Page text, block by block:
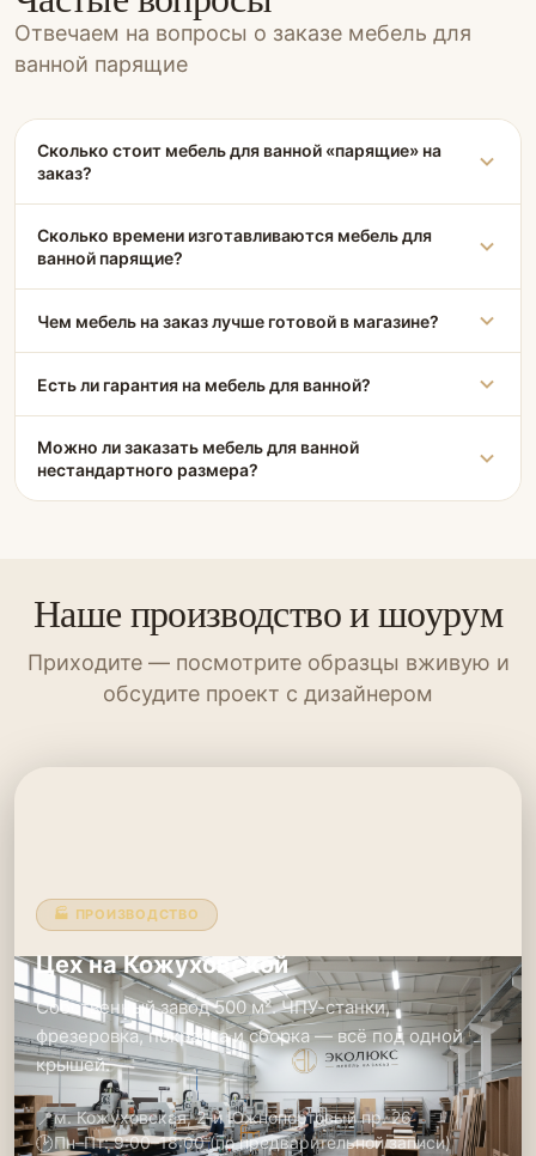
Отвечаем на вопросы о заказе мебель для
ванной парящие
Сколько стоит мебель для ванной «парящие» на
заказ?
Сколько времени изготавливаются мебель для
ванной парящие?
Чем мебель на заказ лучше готовой в магазине?
Есть ли гарантия на мебель для ванной?
Можно ли заказать мебель для ванной
нестандартного размера?
Наше производство и шоурум
Приходите — посмотрите образцы вживую и
обсудите проект с дизайнером
🏭 ПРОИЗВОДСТВО
Цех на Кожуховской
Собственный завод 500 м². ЧПУ-станки,
фрезеровка, покраска и сборка — всё под одной
крышей.
📍м. Кожуховская, 2-й Южнопортовый пр. 26
🕑Пн–Пт: 9:00–18:00 (по предварительной записи)